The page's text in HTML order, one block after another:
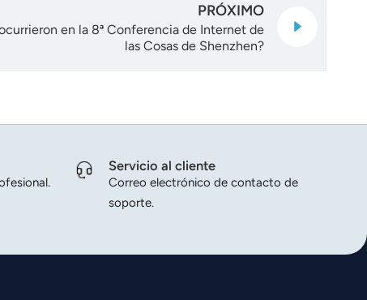
PRÓXIMO
en la 8ª Conferencia de Internet de
las Cosas de Shenzhen?
Servicio al cliente
Correo electrónico de contacto de
soporte.